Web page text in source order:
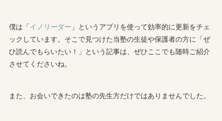
僕は「イノリーダー 」というアプリを使って効率的に更新をチェ
ックしています。そこで見つけた当塾の生徒や保護者の方に「ぜ
ひ読んでもらいたい！」という記事は、ぜひここでも随時ご紹介
させてくださいね。
また、お会いできたのは塾の先生方だけではありませんでした。